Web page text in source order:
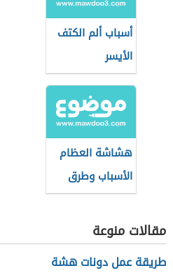
أسباب ألم الكتف
الأيسر
هشاشة العظام
الأسباب وطرق
الوقاية
مقالات منوعة
طريقة عمل دونات هشة